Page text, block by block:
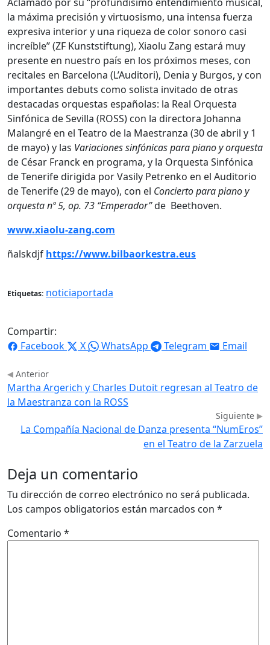
la máxima precisión y virtuosismo, una intensa fuerza
expresiva interior y una riqueza de color sonoro casi
increíble” (ZF Kunststiftung), Xiaolu Zang estará muy
presente en nuestro país en los próximos meses, con
recitales en Barcelona (L’Auditori), Denia y Burgos, y con
importantes debuts como solista invitado de otras
destacadas orquestas españolas: la Real Orquesta
Sinfónica de Sevilla (ROSS) con la directora Johanna
Malangré en el Teatro de la Maestranza (30 de abril y 1
de mayo) y las Variaciones sinfónicas para piano y orquesta
de César Franck en programa, y la Orquesta Sinfónica
de Tenerife dirigida por Vasily Petrenko en el Auditorio
de Tenerife (29 de mayo), con el Concierto para piano y
orquesta nº 5, op. 73 “Emperador”de Beethoven.
www.xiaolu-zang.com
ñalskdjf https://www.bilbaorkestra.eus
Etiquetas: noticiaportada
Compartir:
Facebook
X WhatsApp Telegram Email
Anterior
Martha Argerich y Charles Dutoit regresan al Teatro de
la Maestranza con la ROSS
Siguiente
La Compañía Nacional de Danza presenta “NumEros”
en el Teatro de la Zarzuela
Deja un comentario
Tu dirección de correo electrónico no será publicada.
Los campos obligatorios están marcados con *
Comentario *